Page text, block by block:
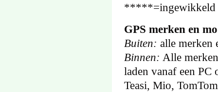
*****=ingewikkeld
GPS merken en
Buiten: alle merken
Binnen: Alle
laden vanaf een
Teasi, Mio,